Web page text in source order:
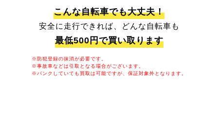
こんな自転車でも大丈夫！
安全に走行できれば、どんな自転車も
最低500円で買い取ります
※防犯登録の抹消が必要です。
※事故車などは引取となる場合がございます。
※パンクしていても買取は可能ですが、保証対象外となります。